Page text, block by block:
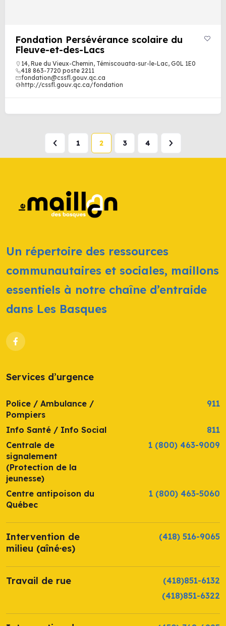
Fondation Persévérance scolaire du
Fleuve-et-des-Lacs
14, Rue du Vieux-Chemin, Témiscouata-sur-le-Lac, G0L 1E0
418 863-7720 poste 2211
fondation@cssfl.gouv.qc.ca
http://cssfl.gouv.qc.ca/fondation
1 2 3 4
Un répertoire des ressources
communautaires et sociales, maillons
essentiels à notre chaîne d’entraide
dans Les Basques
Services d’urgence
Police / Ambulance /
Pompiers
911
Info Santé / Info Social
811
Centrale de
signalement
(Protection de la
jeunesse)
1 (800) 463-9009
Centre antipoison du
Québec
1 (800) 463-5060
Intervention de
milieu (aîné·es)
(418) 516-9065
Travail de rue
(418)851-6132
(418)851-6322